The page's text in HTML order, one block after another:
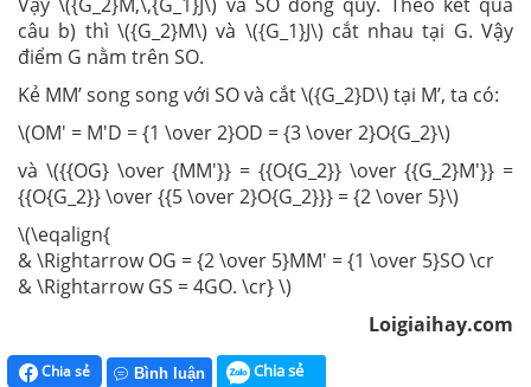
câu b) thì \({G_2}M\) và \({G_1}J\) cắt nhau tại G. Vậy
điểm G nằm trên SO.
Kẻ MM’ song song với SO và cắt \({G_2}D\) tại M’, ta có:
\(OM' = M'D = {1 \over 2}OD = {3 \over 2}O{G_2}\)
và \({{OG} \over {MM'}} = {{O{G_2}} \over {{G_2}M'}} =
{{O{G_2}} \over {{5 \over 2}O{G_2}}} = {2 \over 5}\)
\(\eqalign{
& \Rightarrow OG = {2 \over 5}MM' = {1 \over 5}SO \cr
& \Rightarrow GS = 4GO. \cr} \)
Loigiaihay.com
Chia sẻ Bình luận Chia sẻ